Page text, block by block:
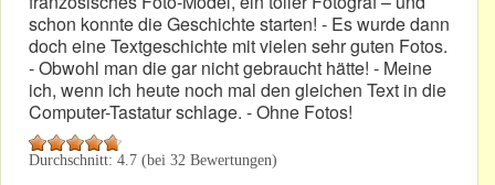
schon konnte die Geschichte starten! - Es wurde dann
doch eine Textgeschichte mit vielen sehr guten Fotos.
- Obwohl man die gar nicht gebraucht hätte! - Meine
ich, wenn ich heute noch mal den gleichen Text in die
Computer-Tastatur schlage. - Ohne Fotos!
Durchschnitt: 4.7 (bei 32 Bewertungen)